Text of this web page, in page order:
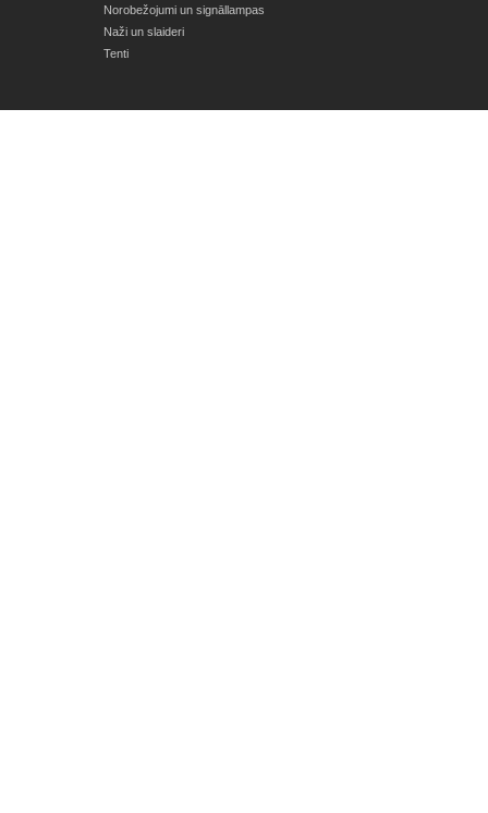
Norobežojumi un signāllampas
Naži un slaideri
Tenti